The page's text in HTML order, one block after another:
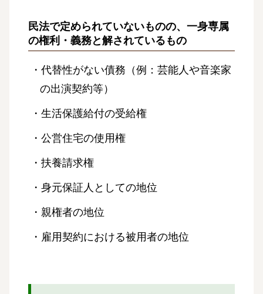
民法で定められていないものの、一身専属
の権利・義務と解されているもの
・代替性がない債務（例：芸能人や音楽家
の出演契約等）
・生活保護給付の受給権
・公営住宅の使用権
・扶養請求権
・身元保証人としての地位
・親権者の地位
・雇用契約における被用者の地位